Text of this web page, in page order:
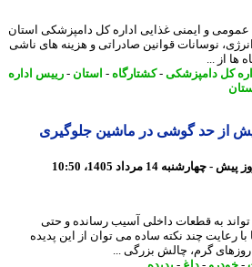
و ایمنی غذایی اداره کل دامپزشکی استان
نوسانات قوانین صادراتی و هزینه های ناشی
...
دامپزشکی-کشتارگاه-استان-رییس اداره
حد گوشی در ماشین جلوگیری
قطعات داخلی آسیب رسانده و حتی
چند نکته ساده می توان از این پدیده
گرم، چالش بزرگی ...